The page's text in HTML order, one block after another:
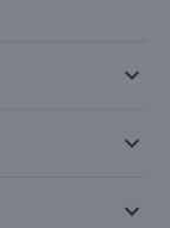
keyboard_arrow_down
keyboard_arrow_down
keyboard_arrow_down